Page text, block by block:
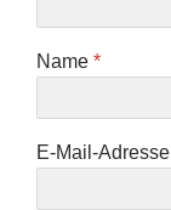
Name *
E-Mail-Adresse